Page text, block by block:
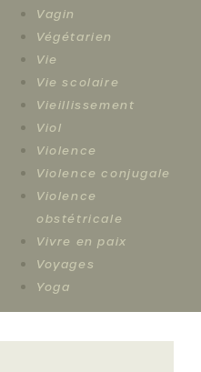
Vagin
Végétarien
Vie
Vie scolaire
Vieillissement
Viol
Violence
Violence conjugale
Violence
obstétricale
Vivre en paix
Voyages
Yoga